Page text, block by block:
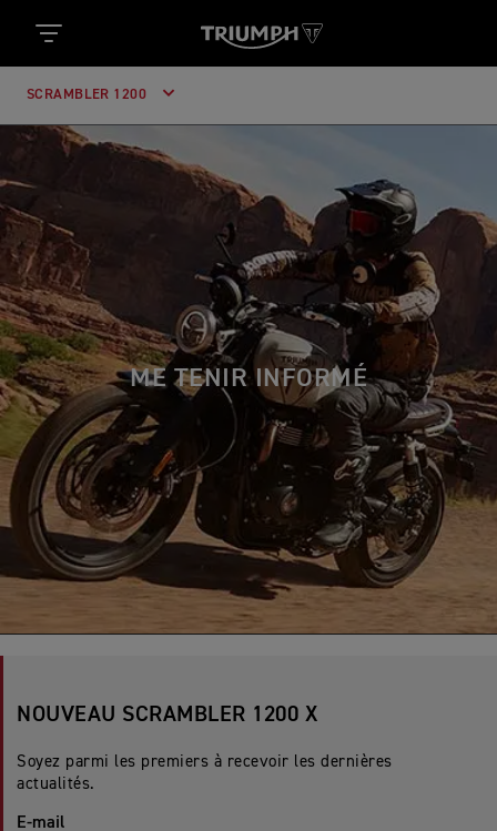
SCRAMBLER 1200
ME TENIR INFORMÉ
NOUVEAU SCRAMBLER 1200 X
Soyez parmi les premiers à recevoir les dernières
actualités.
E-mail